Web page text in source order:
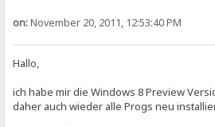
on:November 20, 2011, 12:53:40 PM
Hallo,
ich habe mir die Windows 8 Preview
daher auch wieder alle Progs neu